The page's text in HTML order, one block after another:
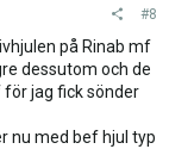
#8
på Rinab mf
dessutom och de
jag fick sönder
nu med bef hjul typ